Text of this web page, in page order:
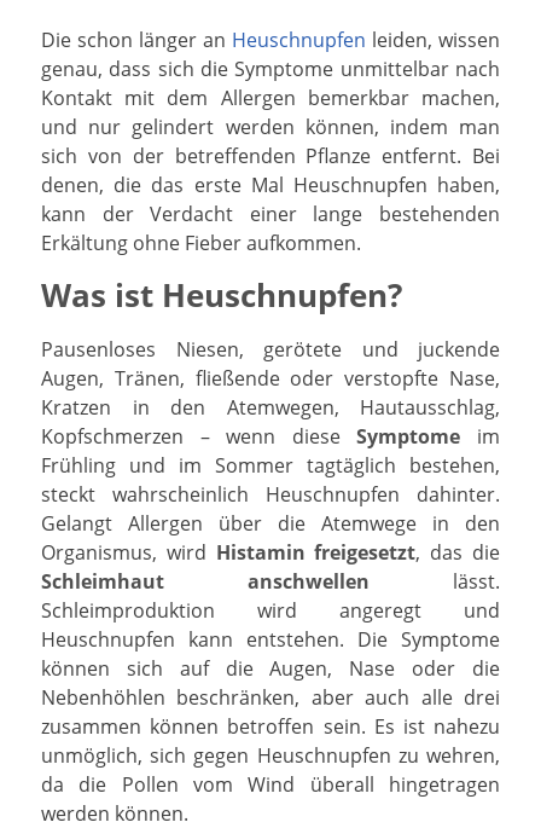
Die schon länger an Heuschnupfen leiden, wissen
genau, dass sich die Symptome unmittelbar nach
Kontakt mit dem Allergen bemerkbar machen,
und nur gelindert werden können, indem man
sich von der betreffenden Pflanze entfernt. Bei
denen, die das erste Mal Heuschnupfen haben,
kann der Verdacht einer lange bestehenden
Erkältung ohne Fieber aufkommen.
Was ist Heuschnupfen?
Pausenloses Niesen, gerötete und juckende
Augen, Tränen, fließende oder verstopfte Nase,
Kratzen in den Atemwegen, Hautausschlag,
Kopfschmerzen – wenn dieseSymptome im
Frühling und im Sommer tagtäglich bestehen,
steckt wahrscheinlich Heuschnupfen dahinter.
Gelangt Allergen über die Atemwege in den
Organismus, wird Histamin freigesetzt, das die
Schleimhaut anschwellen lässt.
Schleimproduktion wird angeregt und
Heuschnupfen kann entstehen. Die Symptome
können sich auf die Augen, Nase oder die
Nebenhöhlen beschränken, aber auch alle drei
zusammen können betroffen sein. Es ist nahezu
unmöglich, sich gegen Heuschnupfen zu wehren,
da die Pollen vom Wind überall hingetragen
werden können.